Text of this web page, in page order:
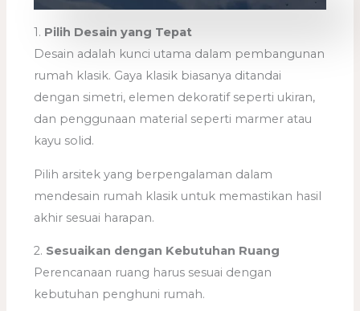
1. Pilih Desain yang Tepat
Desain adalah kunci utama dalam pembangunan
rumah klasik. Gaya klasik biasanya ditandai
dengan simetri, elemen dekoratif seperti ukiran,
dan penggunaan material seperti marmer atau
kayu solid.
Pilih arsitek yang berpengalaman dalam
mendesain rumah klasik untuk memastikan hasil
akhir sesuai harapan.
2. Sesuaikan dengan Kebutuhan Ruang
Perencanaan ruang harus sesuai dengan
kebutuhan penghuni rumah.